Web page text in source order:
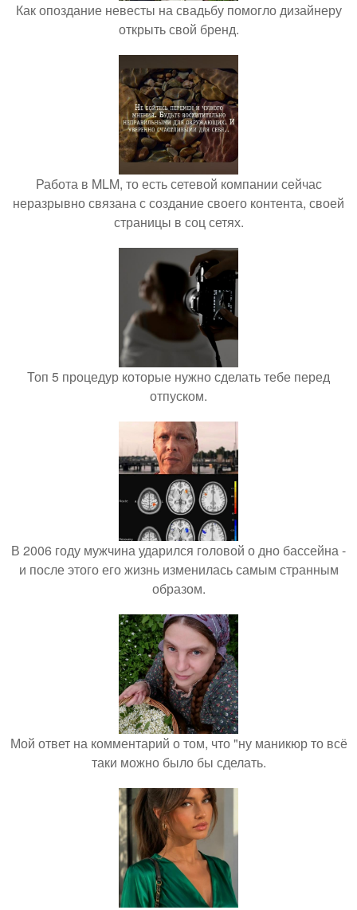
Как опоздание невесты на свадьбу помогло дизайнеру
открыть свой бренд.
Работа в MLM, то есть сетевой компании сейчас
неразрывно связана с создание своего контента, своей
страницы в соц сетях.
Топ 5 процедур которые нужно сделать тебе перед
отпуском.
В 2006 году мужчина ударился головой о дно бассейна -
и после этого его жизнь изменилась самым странным
образом.
Мой ответ на комментарий о том, что "ну маникюр то всё
таки можно было бы сделать.